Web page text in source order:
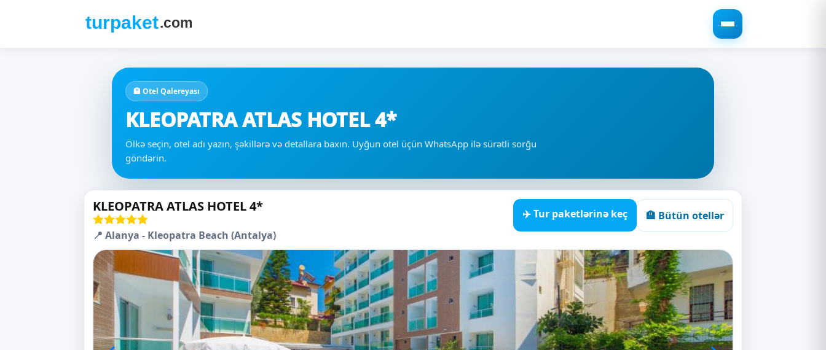
🏨 Otel Qalereyası
KLEOPATRA ATLAS HOTEL 4*
Ölkə seçin, otel adı yazın, şəkillərə və detallara baxın. Uyğun otel üçün WhatsApp ilə sürətli sorğu
göndərin.
KLEOPATRA ATLAS HOTEL 4*
📍 Alanya - Kleopatra Beach (Antalya)
✈️ Tur paketlərinə keç 🏨 Bütün otellər